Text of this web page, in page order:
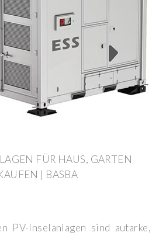
FÜR HAUS, GARTEN
| BASBA
PV-Inselanlagen sind autarke,